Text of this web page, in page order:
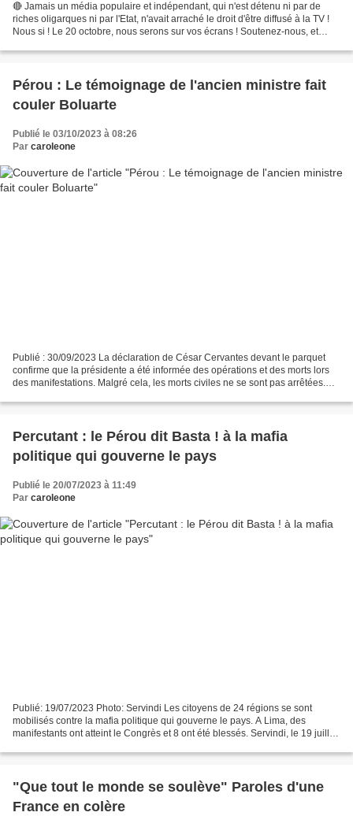
🔴 Jamais un média populaire et indépendant, qui n'est détenu ni par de
riches oligarques ni par l'Etat, n'avait arraché le droit d'être diffusé à la TV !
Nous si ! Le 20 octobre, nous serons sur vos écrans ! Soutenez-nous, et
Pérou : Le témoignage de l'ancien ministre fait
couler Boluarte
Publié le 03/10/2023 à 08:26
Par caroleone
Publié : 30/09/2023 La déclaration de César Cervantes devant le parquet
confirme que la présidente a été informée des opérations et des morts lors
des manifestations. Malgré cela, les morts civiles ne se sont pas arrêtées.
Percutant : le Pérou dit Basta ! à la mafia
politique qui gouverne le pays
Publié le 20/07/2023 à 11:49
Par caroleone
Publié: 19/07/2023 Photo: Servindi Les citoyens de 24 régions se sont
mobilisés contre la mafia politique qui gouverne le pays. A Lima, des
manifestants ont atteint le Congrès et 8 ont été blessés. Servindi, le 19 juillet
"Que tout le monde se soulève" Paroles d'une
France en colère